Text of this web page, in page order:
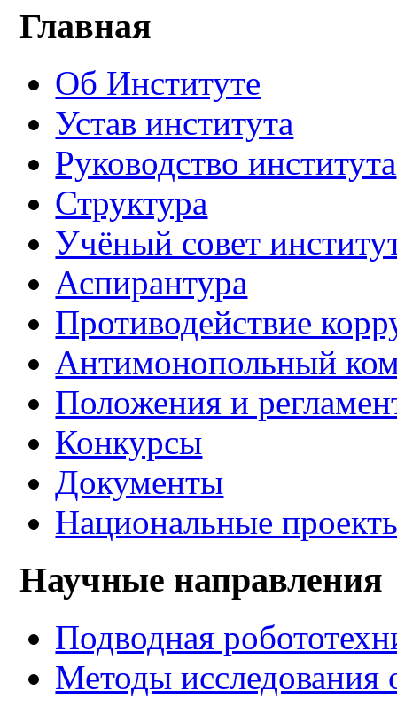
Главная
Об Институте
Устав института
Руководство института
Структура
Учёный совет
Аспирантура
Противодействие
Антимонопольный
Положения и
Конкурсы
Документы
Национальные
Научные направления
Подводная
Методы исследования